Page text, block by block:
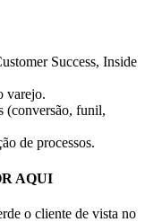
Success, Inside
varejo.
(conversão, funil,
de processos.
AQUI
o cliente de vista no